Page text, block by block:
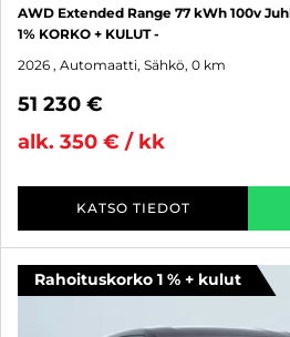
AWD Extended Range 77 kWh 100v
1% KORKO + KULUT -
2026 , Automaatti, Sähkö, 0 km
51 230 €
alk. 350 € / kk
KATSO TIEDOT
Rahoituskorko 1 % + kulut